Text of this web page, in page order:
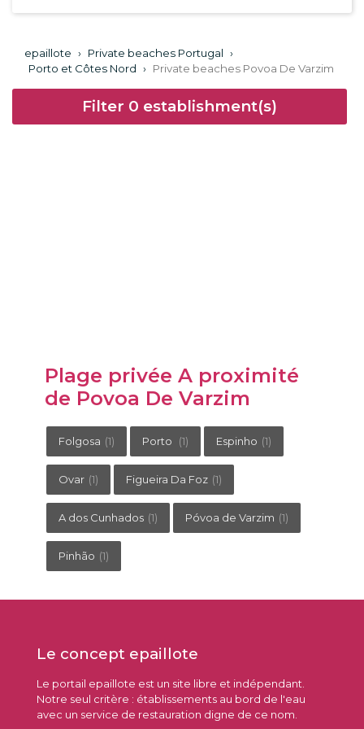
epaillote › Private beaches Portugal ›
Porto et Côtes Nord › Private beaches Povoa De Varzim
Filter 0 establishment(s)
Plage privée A proximité
de Povoa De Varzim
Folgosa (1) Porto (1) Espinho (1)
Ovar (1) Figueira Da Foz (1)
A dos Cunhados (1) Póvoa de Varzim (1)
Pinhão (1)
Le concept epaillote
Le portail epaillote est un site libre et indépendant.
Notre seul critère : établissements au bord de l'eau
avec un service de restauration digne de ce nom.